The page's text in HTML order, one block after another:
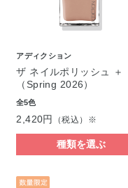
アディクション
ザ ネイルポリッシュ ＋
（Spring 2026）
全5色
2,420円 （税込）※
種類を選ぶ